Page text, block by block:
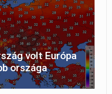
volt Európa
országa